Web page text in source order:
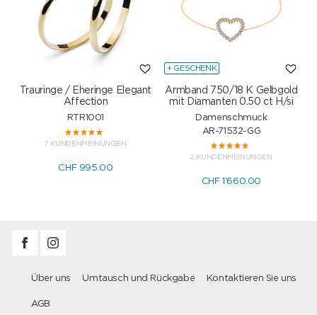
Trauringe / Eheringe Elegant
Affection
RTR1001
7 KUNDENMEINUNGEN
CHF 995.00
+ GESCHENK
Armband 750/18 K Gelbgold
mit Diamanten 0.50 ct H/si
Damenschmuck
AR-71532-GG
2 KUNDENMEINUNGEN
CHF 1'660.00
Über uns Umtausch und Rückgabe Kontaktieren Sie uns
AGB